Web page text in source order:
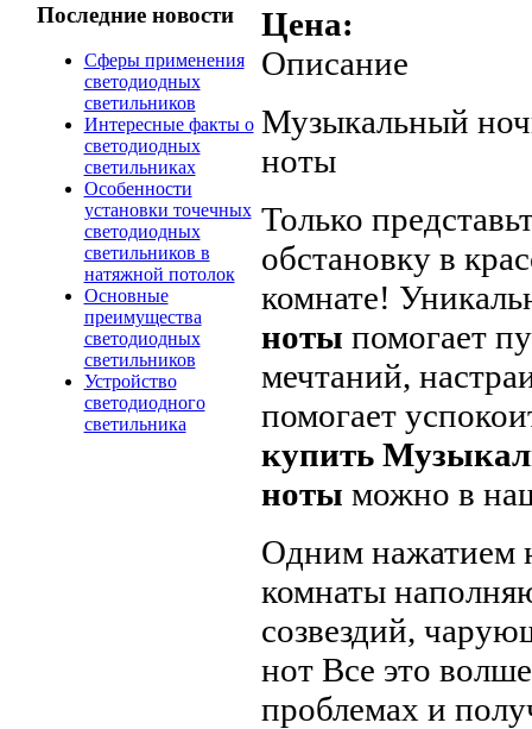
Последние новости
Сферы применения
светодиодных
светильников
Интересные факты о
светодиодных
светильниках
Особенности
установки точечных
светодиодных
светильников в
натяжной потолок
Основные
преимущества
светодиодных
светильников
Устройство
светодиодного
светильника
Цена:
Описание
Музыкальный
ноты
Только
обстановку в
комнате!
ноты помогает
мечтаний,
помогает
купить
ноты можно в
Одним нажатием
комнаты
созвездий,
нот Все это
проблемах и